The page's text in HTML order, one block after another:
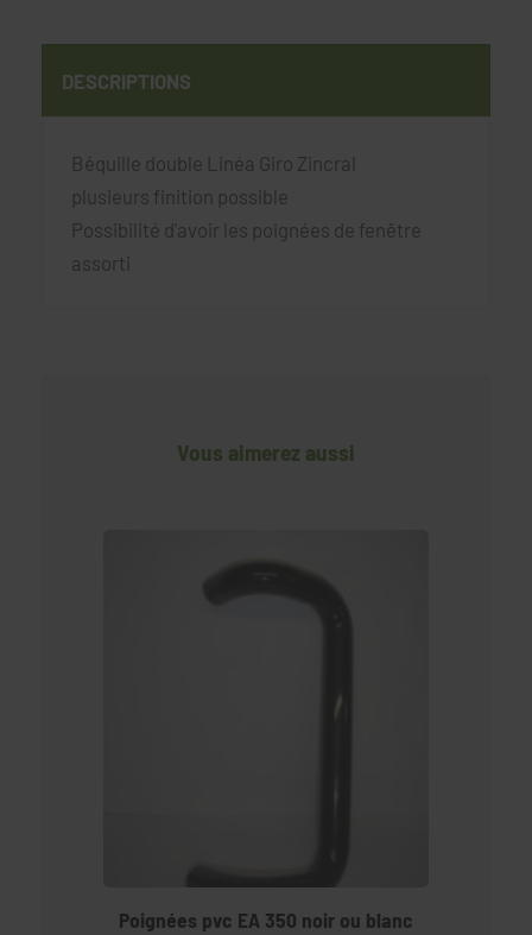
DESCRIPTIONS
Béquille double Linéa Giro Zincral
plusieurs finition possible
Possibilité d'avoir les poignées de fenêtre
assorti
Vous aimerez aussi
Poignées pvc EA 350 noir ou blanc